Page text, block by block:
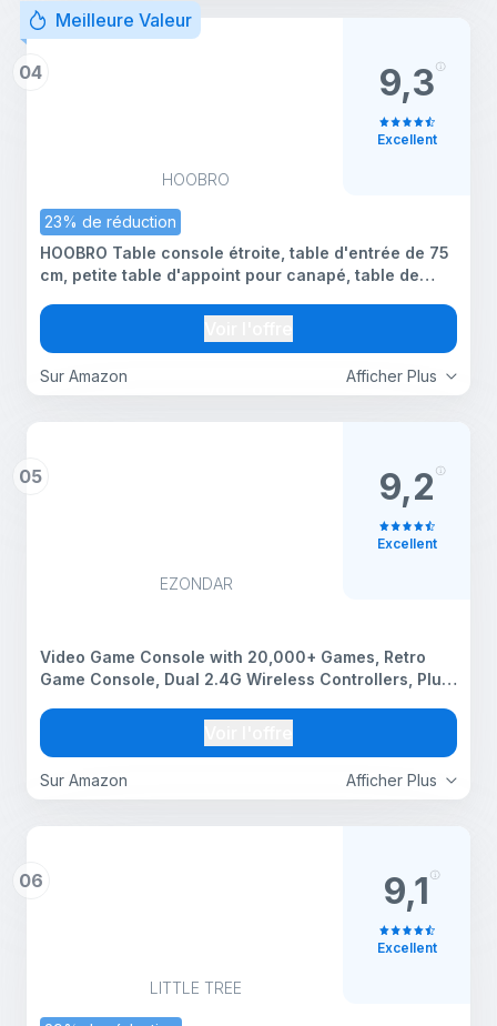
Meilleure Valeur
04
HOOBRO
23% de réduction
Afficher Plus
Sur Amazon
HOOBRO Table console étroite, table d'entrée de 75
cm, petite table d'appoint pour canapé, table de
vestibule, style rustique brun et noir BF75XG01
9,3
Excellent
05
EZONDAR
Afficher Plus
Sur Amazon
Video Game Console with 20,000+ Games, Retro
Game Console, Dual 2.4G Wireless Controllers, Plug
(Pearl White)
9,2
Excellent
06
LITTLE TREE
9,1
Excellent